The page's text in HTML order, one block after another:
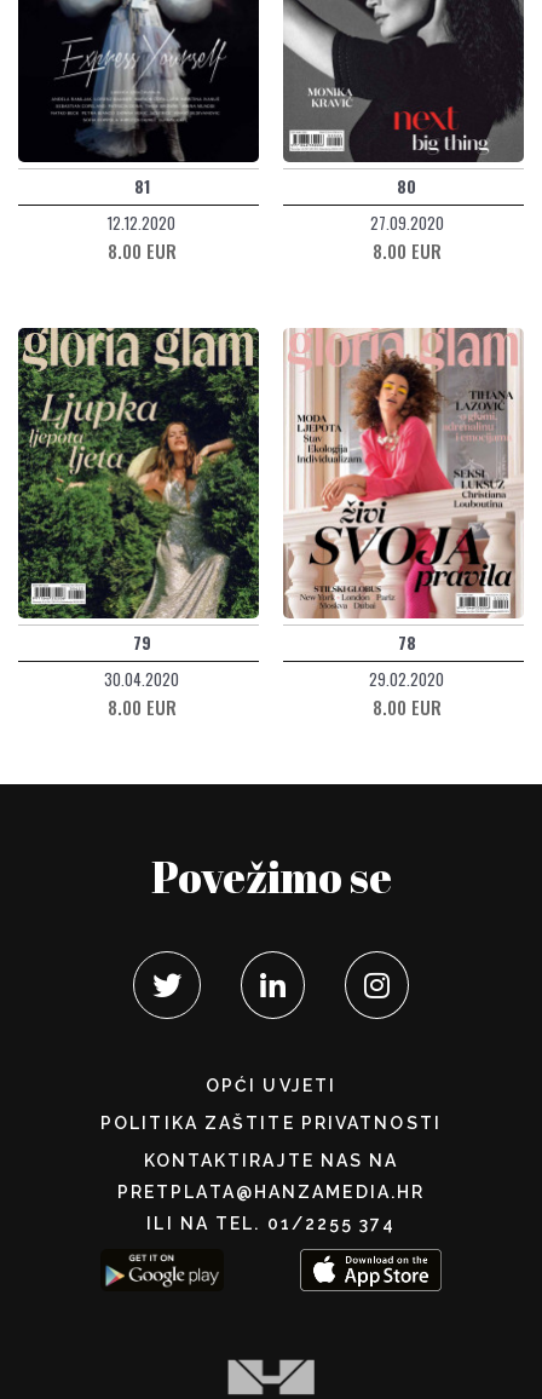
81
12.12.2020
8.00 EUR
80
27.09.2020
8.00 EUR
79
30.04.2020
8.00 EUR
78
29.02.2020
8.00 EUR
Povežimo se
OPĆI UVJETI
POLITIKA ZAŠTITE PRIVATNOSTI
KONTAKTIRAJTE NAS NA
PRETPLATA@HANZAMEDIA.HR
ILI NA TEL. 01/2255 374